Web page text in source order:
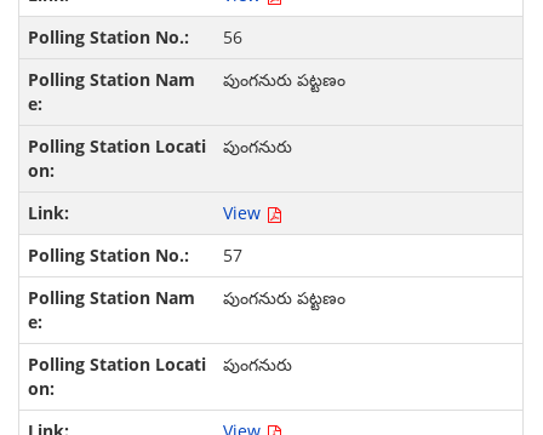
56
పుంగనురు పట్టణం
పుంగనురు
View
57
పుంగనురు పట్టణం
పుంగనురు